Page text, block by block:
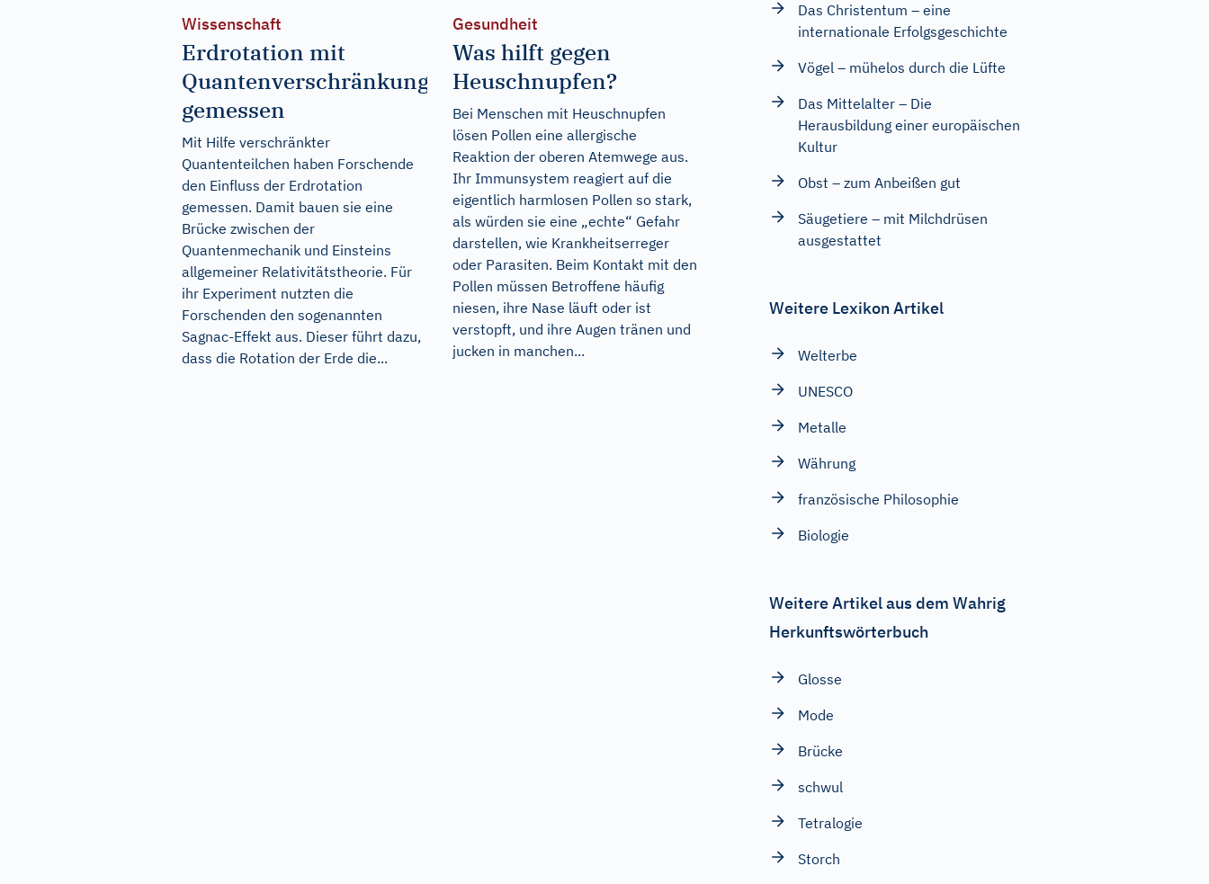
Wissenschaft
Erdrotation mit
Quantenverschränkung
gemessen
Mit Hilfe verschränkter
Quantenteilchen haben Forschende
den Einfluss der Erdrotation
gemessen. Damit bauen sie eine
Brücke zwischen der
Quantenmechanik und Einsteins
allgemeiner Relativitätstheorie. Für
ihr Experiment nutzten die
Forschenden den sogenannten
Sagnac-Effekt aus. Dieser führt dazu,
dass die Rotation der Erde die...
Gesundheit
Was hilft gegen
Heuschnupfen?
Bei Menschen mit Heuschnupfen
lösen Pollen eine allergische
Reaktion der oberen Atemwege aus.
Ihr Immunsystem reagiert auf die
eigentlich harmlosen Pollen so stark,
als würden sie eine „echte“ Gefahr
darstellen, wie Krankheitserreger
oder Parasiten. Beim Kontakt mit den
Pollen müssen Betroffene häufig
niesen, ihre Nase läuft oder ist
verstopft, und ihre Augen tränen und
jucken in manchen...
Das Christentum – eine
internationale Erfolgsgeschichte
Vögel – mühelos durch die Lüfte
Das Mittelalter – Die
Herausbildung einer europäischen
Kultur
Obst – zum Anbeißen gut
Säugetiere – mit Milchdrüsen
ausgestattet
Weitere Lexikon Artikel
Welterbe
UNESCO
Metalle
Währung
französische Philosophie
Biologie
Weitere Artikel aus dem Wahrig
Herkunftswörterbuch
Glosse
Mode
Brücke
schwul
Tetralogie
Storch